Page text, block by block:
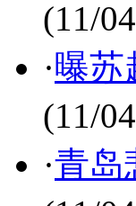
(11/
·曝苏
(11/
·青岛